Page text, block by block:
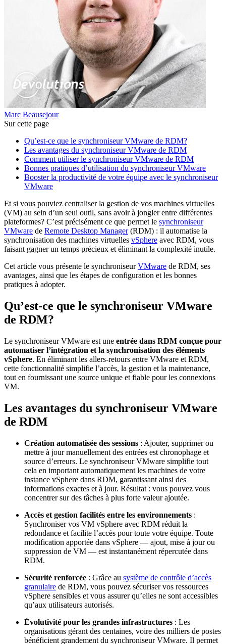
Marc Beausejour
Sur cette page
Qu’est-ce que le synchroniseur VMware de RDM?
Les avantages du synchroniseur VMware de RDM
Comment utiliser le synchroniseur VMware de RDM
Bonnes pratiques d’utilisation du synchroniseur VMware
Booster la productivité de votre équipe avec le synchroniseur
VMware
Et si vous pouviez centraliser la gestion de vos machines virtuelles
(VM) au sein d’un seul outil, sans avoir à jongler entre différentes
plateformes? C’est précisément ce que permet le synchroniseur
VMware de Remote Desktop Manager(RDM) : il automatise la
synchronisation des machines virtuelles vSphere avec RDM, vous
faisant gagner un temps précieux et éliminant la complexité inutile.
Cet article vous présente le synchroniseurVMware de RDM, ses
avantages, ainsi que les étapes de configuration et les bonnes
pratiques à adopter.
Qu’est-ce que le synchroniseur VMware
de RDM?
Le synchroniseur VMware est une entrée dans RDM conçue pour
automatiser l’intégration et la synchronisation des éléments
vSphere. En éliminant les allers-retours entre VMware et RDM,
cette fonctionnalité simplifie l’accès, la gestion et la maintenance,
tout en fournissant une source unique et fiable pour les connexions
VM.
Les avantages du synchroniseur VMware
de RDM
Création automatisée des sessions : Ajouter, supprimer ou
mettre à jour manuellement des entrées est chronophage et
source d’erreurs. Le synchroniseur VMware simplifie tout
cela en important automatiquement les machines de votre
instance vSphere dans RDM, garantissant ainsi des
informations exactes et à jour. Résultat : vous pouvez vous
concentrer sur des tâches à plus forte valeur ajoutée.
Accès et gestion facilités entre les environnements :
Synchroniser vos VM vSphere avec RDM réduit la
redondance et facilite l’accès pour toute votre équipe. Toute
modification apportée dans vSphere — ajout, mise à jour ou
suppression de VM — est instantanément répercutée dans
RDM.
Sécurité renforcée : Grâce au système de contrôle d’accès
granulaire de RDM, vous pouvez sécuriser vos ressources
vSphere sensibles et vous assurer qu’elles ne sont accessibles
qu’aux utilisateurs autorisés.
Évolutivité pour les grandes infrastructures : Les
organisations gérant des centaines, voire des milliers de postes
bénéficient grandement du synchroniseur VMware. Il permet